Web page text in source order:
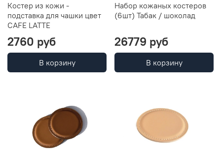
Костер из кожи -
подставка для чашки цвет
CAFE LATTE
2760 руб
В корзину
Набор кожаных костеров
(6шт) Табак / шоколад
26779 руб
В корзину